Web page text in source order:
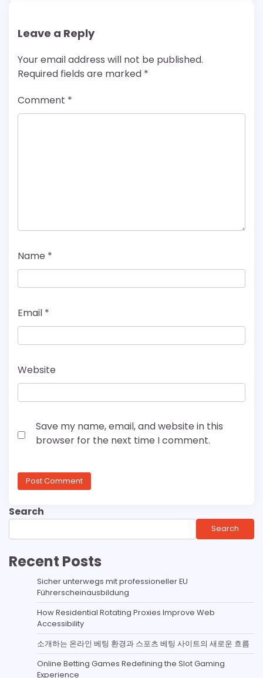
Leave a Reply
Your email address will not be published.
Required fields are marked *
Comment *
Name *
Email *
Website
Save my name, email, and website in this
browser for the next time I comment.
Search
Search
Recent Posts
Sicher unterwegs mit professioneller EU
Führerscheinausbildung
How Residential Rotating Proxies Improve Web
Accessibility
소개하는 온라인 베팅 환경과 스포츠 베팅 사이트의 새로운 흐름
Online Betting Games Redefining the Slot Gaming
Experience